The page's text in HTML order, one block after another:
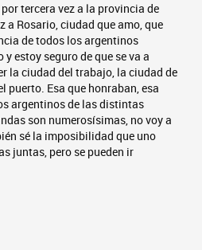
tercera vez a la provincia de
a Rosario, ciudad que amo, que
de todos los argentinos
estoy seguro de que se va a
la ciudad del trabajo, la ciudad de
puerto. Esa que honraban, esa
argentinos de las distintas
son numerosísimas, no voy a
sé la imposibilidad que uno
juntas, pero se pueden ir